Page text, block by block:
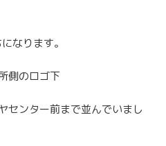
なります。
側のロゴ下
センター前まで並んでいまし